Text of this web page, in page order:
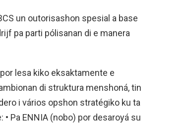
un outorisashon spesial a base
pa parti pólisanan di e manera
lesa kiko eksaktamente e
di struktura menshoná, tin
i vários opshon stratégiko ku ta
Pa ENNIA (nobo) por desaroyá su